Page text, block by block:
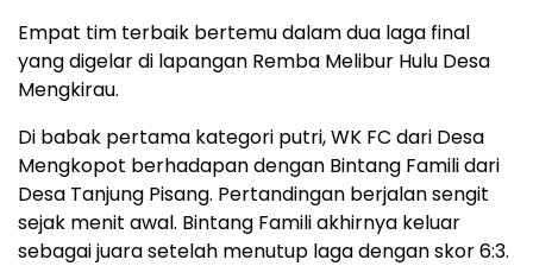
Empat tim terbaik bertemu dalam dua laga final
yang digelar di lapangan Remba Melibur Hulu Desa
Mengkirau.
Di babak pertama kategori putri, WK FC dari Desa
Mengkopot berhadapan dengan Bintang Famili dari
Desa Tanjung Pisang. Pertandingan berjalan sengit
sejak menit awal. Bintang Famili akhirnya keluar
sebagai juara setelah menutup laga dengan skor 6:3.